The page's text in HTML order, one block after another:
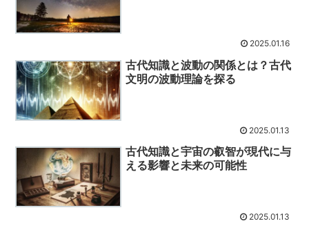
2025.01.16
古代知識と波動の関係とは？古代
文明の波動理論を探る
2025.01.13
古代知識と宇宙の叡智が現代に与
える影響と未来の可能性
2025.01.13